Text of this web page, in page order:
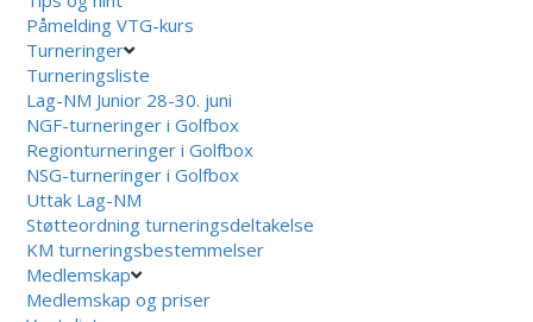
Påmelding VTG-kurs
Turneringer
Turneringsliste
Lag-NM Junior 28-30. juni
NGF-turneringer i Golfbox
Regionturneringer i Golfbox
NSG-turneringer i Golfbox
Uttak Lag-NM
Støtteordning turneringsdeltakelse
KM turneringsbestemmelser
Medlemskap
Medlemskap og priser